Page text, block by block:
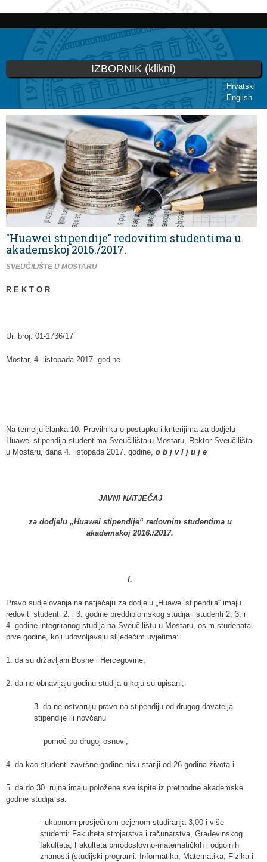
Skoči
glavni
sadržaj
Hrvatski
English
IZBORNIK (klikni)
Vi ste ovdje
"Huawei stipendije" redovitim studentima u
akademskoj 2016./2017.
SVEUČILIŠTE U MOSTARU
R E K T O R
Ur. broj: 01-1736/17
Mostar, 4. listopada 2017. godine
Na temelju članka 10. Pravilnika o postupku i kriterijima za dodjelu
Huawei stipendija studentima Sveučilišta u Mostaru, Rektor Sveučilišta
u Mostaru, dana 4. listopada 2017. godine, o b j v l j u j e
JAVNI NATJEČAJ
za dodjelu „Huawei stipendije“ redovnim studentima u
akademskoj 2016./2017.
I.
Pravo sudjelovanja na natječaju za dodjelu „Huawei stipendija“ imaju
redoviti studenti 2. i 3. godine preddiplomskog studija i studenti 2, 3. i
4. godine integriranog studija na Sveučilištu u Mostaru, osim studenata
prve godine, koji udovoljavaju slijedećim uvjetima:
1. da su državljani Bosne i Hercegovine;
2. da ne obnavljaju godinu studija u koju su upisani;
3. da ne ostvaruju pravo na stipendiju od drugog davatelja
stipendije ili novčanu
pomoć po drugoj osnovi;
4. da kao studenti završne godine nisu stariji od 26 godina života i
5. da do 30. rujna imaju položene sve ispite iz prethodne akademske
godine studija sa:
- ukupnom prosječnom ocjenom studiranja 3,00 i više
studenti: Fakulteta strojarstva i računarstva, Građevinskog
fakulteta, Fakulteta prirodoslovno-matematičkih i odgojnih
znanosti (studijski programi: Informatika, Matematika, Fizika i